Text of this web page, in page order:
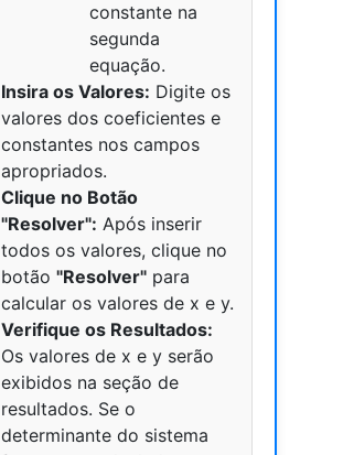
constante na
segunda
equação.
Insira os Valores: Digite os
valores dos coeficientes e
constantes nos campos
apropriados.
Clique no Botão
"Resolver": Após inserir
todos os valores, clique no
botão "Resolver" para
calcular os valores de x e y.
Verifique os Resultados:
Os valores de x e y serão
exibidos na seção de
resultados. Se o
determinante do sistema